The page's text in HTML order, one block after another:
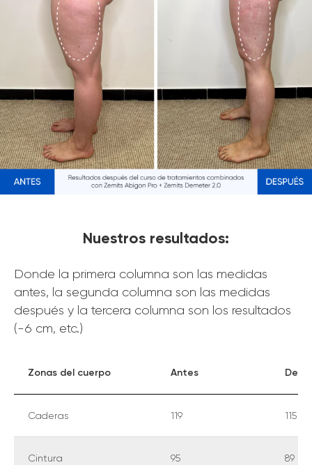
Nuestros resultados:
Donde la primera columna son las medidas
antes, la segunda columna son las medidas
después y la tercera columna son los resultados
(-6 cm, etc.)
Zonas del cuerpo Antes
Caderas 119 115
Cintura 95 89